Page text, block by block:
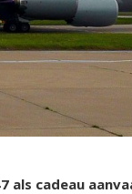
als cadeau